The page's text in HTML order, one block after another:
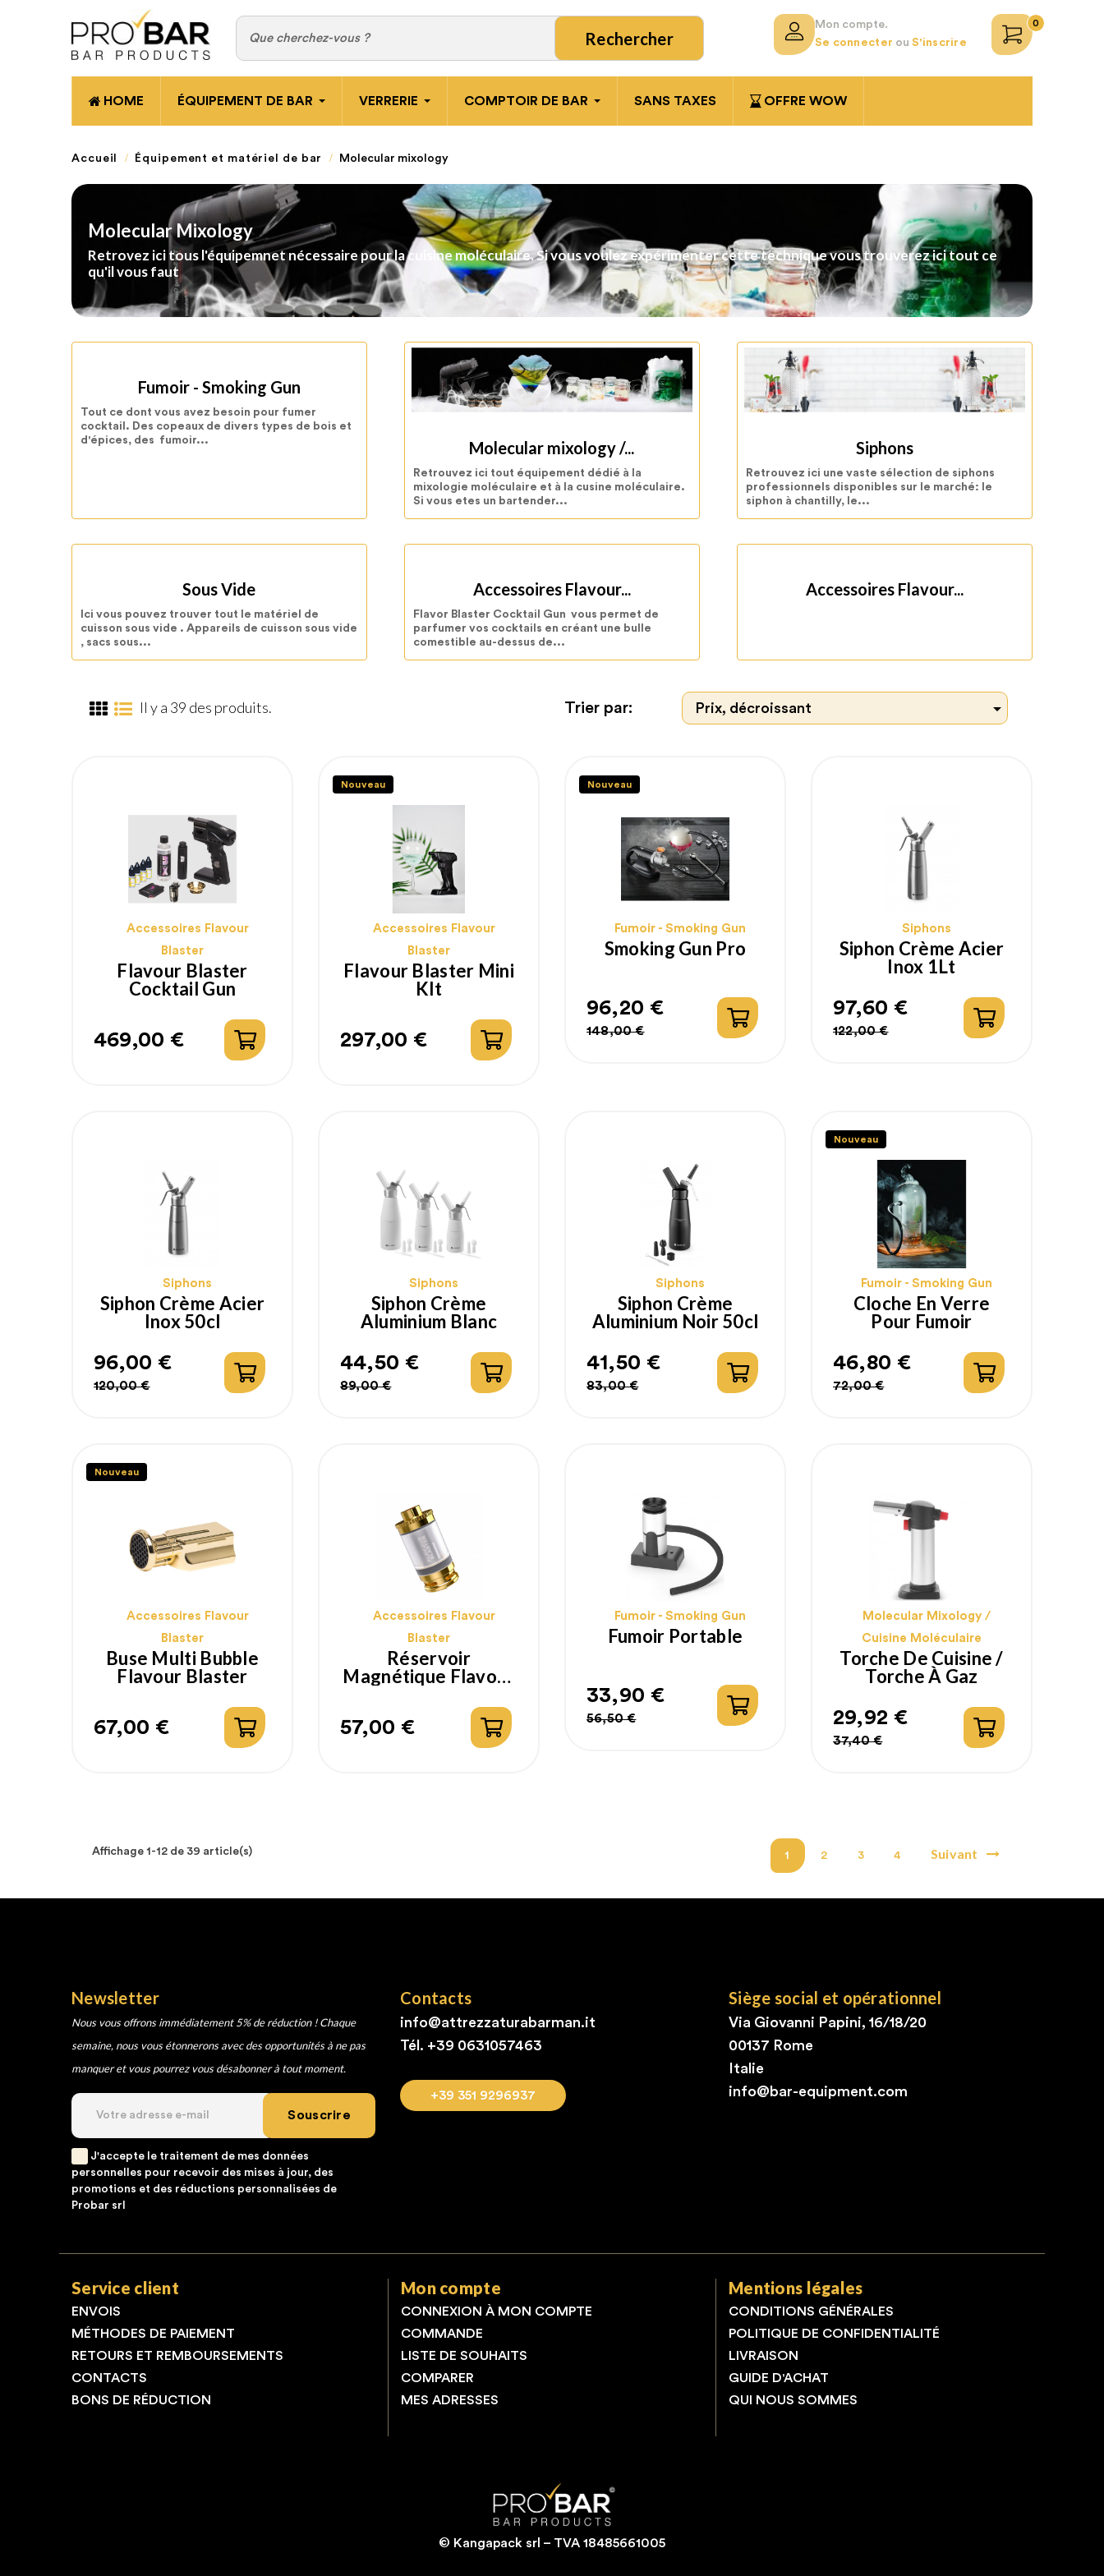
Rechercher
Mon compte.
Se connecter ou S'inscrire
0
HOME ÉQUIPEMENT DE BAR VERRERIE COMPTOIR DE BAR SANS TAXES OFFRE WOW
Accueil Équipement et matériel de bar Molecular mixology
Molecular Mixology
Retrovez ici tous l'équipemnet nécessaire pour la cuisine moléculaire. Si vous voulez expérimenter cette technique vous trouverez ici tout ce
qu'il vous faut
Fumoir - Smoking Gun
Tout ce dont vous avez besoin pour fumer
cocktail. Des copeaux de divers types de bois et
d'épices, des fumoir...
Molecular mixology /...
Retrouvez ici tout équipement dédié à la
mixologie moléculaire et à la cusine moléculaire.
Si vous etes un bartender...
Siphons
Retrouvez ici une vaste sélection de siphons
professionnels disponibles sur le marché: le
siphon à chantilly, le...
Sous Vide
Ici vous pouvez trouver tout le matériel de
cuisson sous vide . Appareils de cuisson sous vide
, sacs sous...
Accessoires Flavour...
Flavor Blaster Cocktail Gun vous permet de
parfumer vos cocktails en créant une bulle
comestible au-dessus de...
Accessoires Flavour...
Il y a 39 des produits. Trier par: Prix, décroissant 
Accessoires Flavour
Blaster
Flavour Blaster
Cocktail Gun
Prix
469,00 €
Nouveau
Accessoires Flavour
Blaster
Flavour Blaster Mini
KIt
Prix
297,00 €
Nouveau
Fumoir - Smoking Gun
Smoking Gun Pro
Prix
148,00 €
Prix
96,20 €
Siphons
Siphon Crème Acier
Inox 1Lt
Prix
122,00 €
Prix
97,60 €
Siphons
Siphon Crème Acier
Inox 50cl
Prix
120,00 €
Prix
96,00 €
Siphons
Siphon Crème
Aluminium Blanc
Prix
89,00 €
Prix
44,50 €
Siphons
Siphon Crème
Aluminium Noir 50cl
Prix
83,00 €
Prix
41,50 €
Nouveau
Fumoir - Smoking Gun
Cloche En Verre
Pour Fumoir
Prix
72,00 €
Prix
46,80 €
Nouveau
Accessoires Flavour
Blaster
Buse Multi Bubble
Flavour Blaster
Prix
67,00 €
Accessoires Flavour
Blaster
Réservoir
Magnétique Flavour
Prix
57,00 €
Fumoir - Smoking Gun
Fumoir Portable
Prix
56,50 €
Prix
33,90 €
Molecular Mixology /
Cuisine Moléculaire
Torche De Cuisine /
Torche À Gaz
Prix
37,40 €
Prix
29,92 €
Affichage 1-12 de 39 article(s) 1 2 3 4 Suivant
Newsletter
Nous vous offrons immédiatement 5% de réduction ! Chaque
semaine, nous vous étonnerons avec des opportunités à ne pas
manquer et vous pourrez vous désabonner à tout moment.
Souscrire
J'accepte le traitement de mes données
personnelles pour recevoir des mises à jour, des
promotions et des réductions personnalisées de
Probar srl
Contacts
info@attrezzaturabarman.it
Tél. +39 0631057463
+39 351 9296937
Siège social et opérationnel
Via Giovanni Papini, 16/18/20
00137 Rome
Italie
info@bar-equipment.com
Service client
ENVOIS
MÉTHODES DE PAIEMENT
RETOURS ET REMBOURSEMENTS
CONTACTS
BONS DE RÉDUCTION
Mon compte
CONNEXION À MON COMPTE
COMMANDE
LISTE DE SOUHAITS
COMPARER
MES ADRESSES
Mentions légales
CONDITIONS GÉNÉRALES
POLITIQUE DE CONFIDENTIALITÉ
LIVRAISON
GUIDE D'ACHAT
QUI NOUS SOMMES
© Kangapack srl – TVA 18485661005